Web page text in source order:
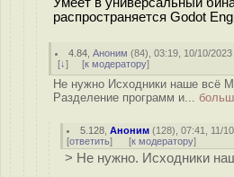
распространяется Godot
4.84 ,Аноним (84), 03:19, 10/10/2023
[↓] [к модератору]
Не нужно Исходники наше всё
Разделение программ и...
5.128 ,Аноним (128), 07:41, 11/
[ответить] [к модератору]
> Не нужно. Исходники